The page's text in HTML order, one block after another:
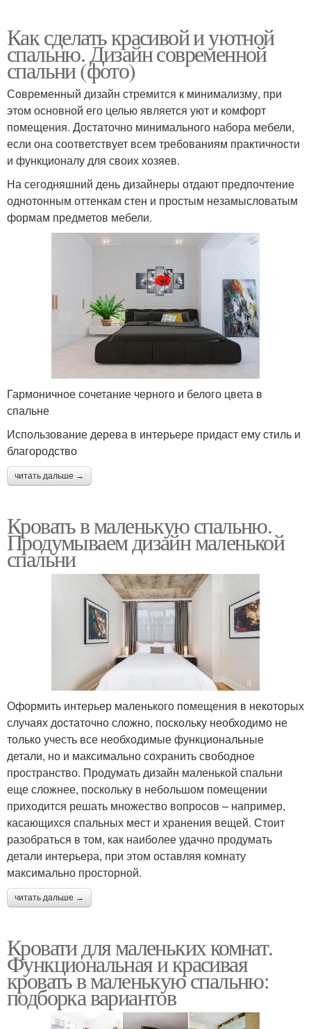
Как сделать красивой и уютной
спальню. Дизайн современной
спальни (фото)
Современный дизайн стремится к минимализму, при
этом основной его целью является уют и комфорт
помещения. Достаточно минимального набора мебели,
если она соответствует всем требованиям практичности
и функционалу для своих хозяев.
На сегодняшний день дизайнеры отдают предпочтение
однотонным оттенкам стен и простым незамысловатым
формам предметов мебели.
Гармоничное сочетание черного и белого цвета в
спальне
Использование дерева в интерьере придаст ему стиль и
благородство
читать дальше →
Кровать в маленькую спальню.
Продумываем дизайн маленькой
спальни
Оформить интерьер маленького помещения в некоторых
случаях достаточно сложно, поскольку необходимо не
только учесть все необходимые функциональные
детали, но и максимально сохранить свободное
пространство. Продумать дизайн маленькой спальни
еще сложнее, поскольку в небольшом помещении
приходится решать множество вопросов – например,
касающихся спальных мест и хранения вещей. Стоит
разобраться в том, как наиболее удачно продумать
детали интерьера, при этом оставляя комнату
максимально просторной.
читать дальше →
Кровати для маленьких комнат.
Функциональная и красивая
кровать в маленькую спальню:
подборка вариантов